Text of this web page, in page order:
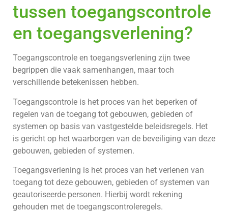
tussen toegangscontrole
en toegangsverlening?
Toegangscontrole en toegangsverlening zijn twee
begrippen die vaak samenhangen, maar toch
verschillende betekenissen hebben.
Toegangscontrole is het proces van het beperken of
regelen van de toegang tot gebouwen, gebieden of
systemen op basis van vastgestelde beleidsregels. Het
is gericht op het waarborgen van de beveiliging van deze
gebouwen, gebieden of systemen.
Toegangsverlening is het proces van het verlenen van
toegang tot deze gebouwen, gebieden of systemen van
geautoriseerde personen. Hierbij wordt rekening
gehouden met de toegangscontroleregels.